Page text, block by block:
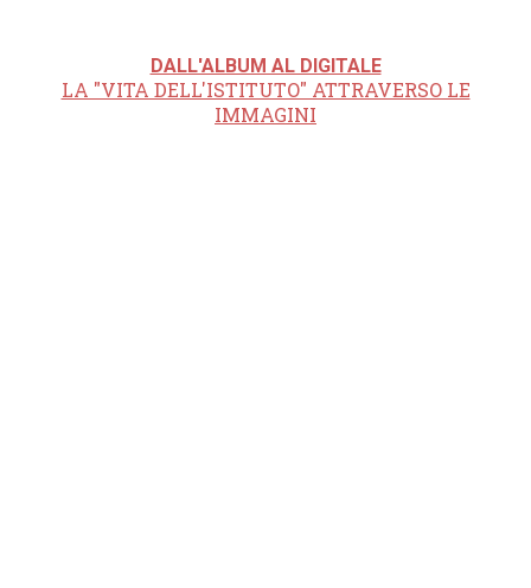
DALL'ALBUM AL DIGITALE
LA "VITA DELL'ISTITUTO" ATTRAVERSO LE
IMMAGINI